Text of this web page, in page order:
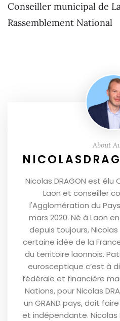
Conseiller municipal de
Rassemblement National
About
Nicolas DRAGON est élu
Laon et conseiller
l'Agglomération du
mars 2020. Né à Laon
depuis toujours, Nicolas
certaine idée de la
du territoire laonnois.
eurosceptique c’est à
fédérale et financière
Nations, pour Nicolas
un GRAND pays, doit
et indépendante. Nicolas